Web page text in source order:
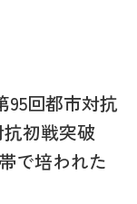
95回都市対抗
抗初戦突破
で培われた